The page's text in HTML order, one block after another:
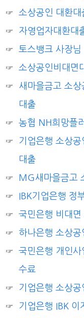
소상공인 대환대
자영업자대환대
토스뱅크 사장
소상공인비대면
새마을금고 소
대출
농협 NH희망플
기업은행 소상
대출
MG새마을금고
IBK기업은행 정
국민은행 비대면
하나은행 소상
국민은행 개인
수료
기업은행 소상
기업은행 IBK 이